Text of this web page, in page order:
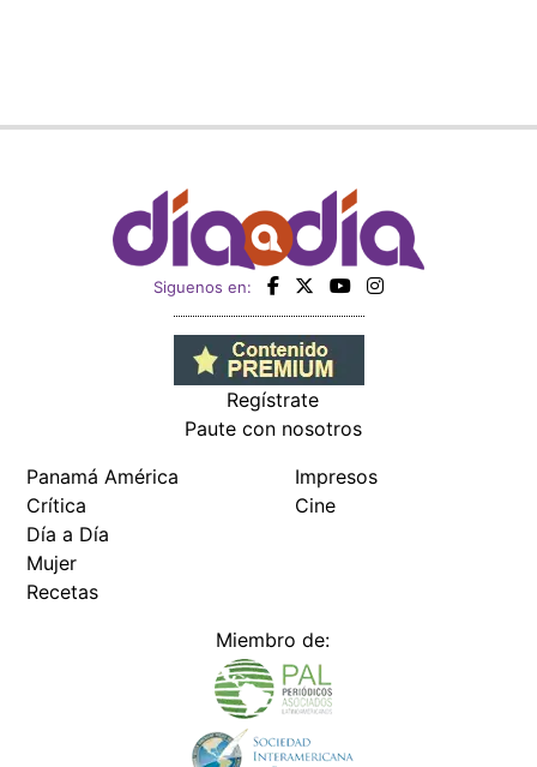
Siguenos en:
Regístrate
Paute con nosotros
Panamá América
Crítica
Día a Día
Mujer
Recetas
Impresos
Cine
Miembro de: